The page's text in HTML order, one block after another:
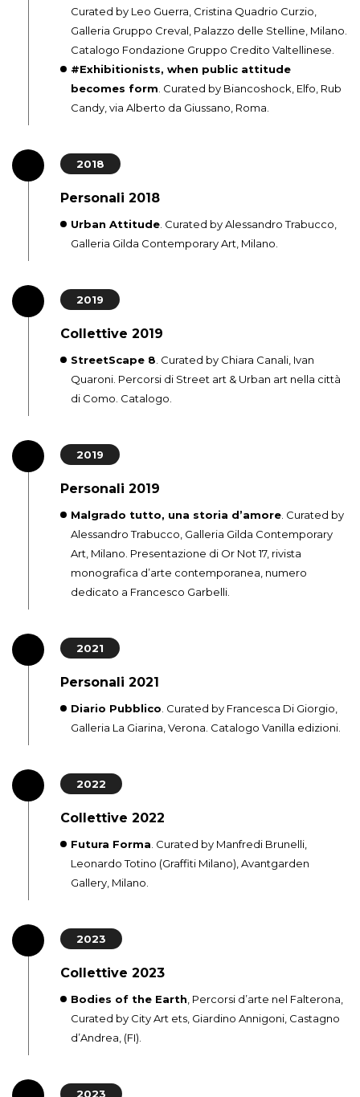
Curated by Leo Guerra, Cristina Quadrio Curzio,
Galleria Gruppo Creval, Palazzo delle Stelline, Milano.
Catalogo Fondazione Gruppo Credito Valtellinese.
#Exhibitionists, when public attitude
becomes form . Curated by Biancoshock, Elfo, Rub
Candy, via Alberto da Giussano, Roma.
2018
Personali 2018
Urban Attitude . Curated by Alessandro Trabucco,
Galleria Gilda Contemporary Art, Milano.
2019
Collettive 2019
StreetScape 8 . Curated by Chiara Canali, Ivan
Quaroni. Percorsi di Street art & Urban art nella città
di Como. Catalogo.
2019
Personali 2019
Malgrado tutto, una storia d’amore . Curated by
Alessandro Trabucco, Galleria Gilda Contemporary
Art, Milano. Presentazione di Or Not 17, rivista
monografica d’arte contemporanea, numero
dedicato a Francesco Garbelli.
2021
Personali 2021
Diario Pubblico . Curated by Francesca Di Giorgio,
Galleria La Giarina, Verona. Catalogo Vanilla edizioni.
2022
Collettive 2022
Futura Forma . Curated by Manfredi Brunelli,
Leonardo Totino (Graffiti Milano), Avantgarden
Gallery, Milano.
2023
Collettive 2023
Bodies of the Earth , Percorsi d’arte nel Falterona,
Curated by City Art ets, Giardino Annigoni, Castagno
d’Andrea, (FI).
2023